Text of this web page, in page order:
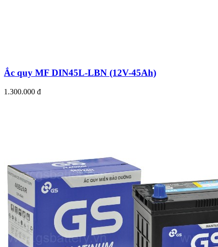
Ắc quy MF DIN45L-LBN (12V-45Ah)
1.300.000 đ